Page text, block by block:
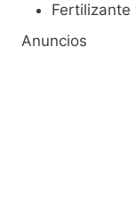
Fertilizante
Anuncios